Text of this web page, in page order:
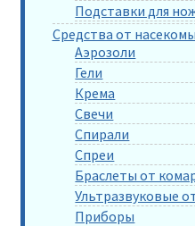
Подставки для
Средства от
Аэрозоли
Гели
Крема
Свечи
Спирали
Спреи
Браслеты от
Ультразвуковые
Приборы